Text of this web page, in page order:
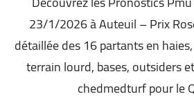
23/1/2026 à Auteuil – Prix
détaillée des 16 partants en
terrain lourd, bases, outsiders
chedmedturf pour le